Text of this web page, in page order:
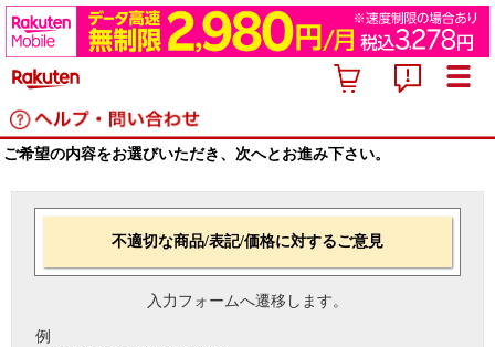
ご希望の内容をお選びいただき、次へとお進み下さい。
不適切な商品/表記/価格に対するご意見
入力フォームへ遷移します。
例